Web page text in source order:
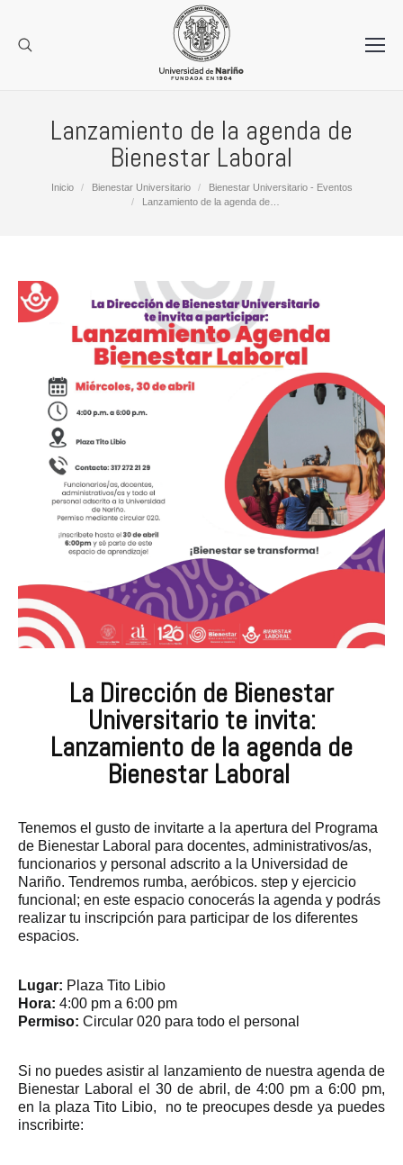
Lanzamiento de la agenda de
Bienestar Laboral
Estás aquí:
Inicio Bienestar Universitario
Bienestar Universitario - Eventos
Lanzamiento de la agenda de…
La Dirección de Bienestar
Universitario te invita:
Lanzamiento de la agenda de
Bienestar Laboral
Tenemos el gusto de invitarte a la apertura del Programa
de Bienestar Laboral para docentes, administrativos/as,
funcionarios y personal adscrito a la Universidad de
Nariño. Tendremos rumba, aeróbicos. step y ejercicio
funcional; en este espacio conocerás la agenda y podrás
realizar tu inscripción para participar de los diferentes
espacios.
Lugar: Plaza Tito Libio
Hora: 4:00 pm a 6:00 pm
Permiso: Circular 020 para todo el personal
Si no puedes asistir al lanzamiento de nuestra agenda de
Bienestar Laboral el 30 de abril, de 4:00 pm a 6:00 pm,
en la plaza Tito Libio, no te preocupes desde ya puedes
inscribirte: